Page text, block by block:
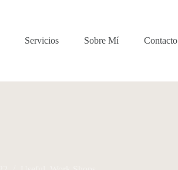
Servicios Sobre Mí Contacto